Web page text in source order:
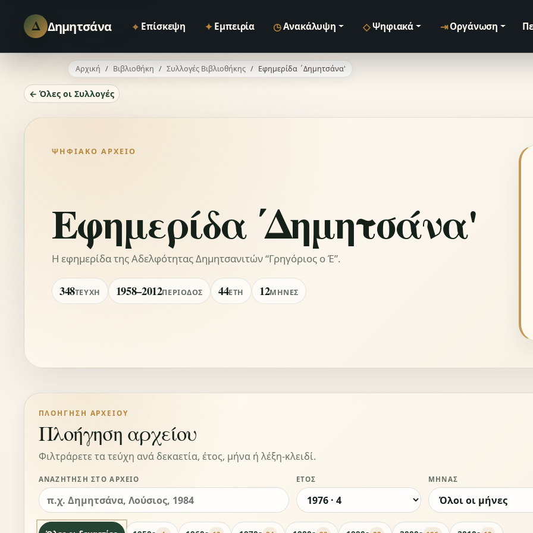
Δ Δημητσάνα ⌖ Επίσκεψη ✦ Εμπειρία ◷Ανακάλυψη ◇ Ψηφιακά ⇥ Οργάνωση
Αρχική Βιβλιοθήκη Συλλογές Βιβλιοθήκης Εφημερίδα ΄Δημητσάνα'
← Όλες οι Συλλογές
ΨΗΦΙΑΚΌ ΑΡΧΕΊΟ
Εφημερίδα ΄Δημητσάνα'
Η εφημερίδα της Αδελφότητας Δημητσανιτών “Γρηγόριος ο Έ”.
348ΤΕΎΧΗ 1958–2012ΠΕΡΊΟΔΟΣ 44ΈΤΗ 12ΜΉΝΕΣ
ΠΛΟΉΓΗΣΗ ΑΡΧΕΊΟΥ
Πλοήγηση αρχείου
Φιλτράρετε τα τεύχη ανά δεκαετία, έτος, μήνα ή λέξη-κλειδί.
ΑΝΑΖΉΤΗΣΗ ΣΤΟ ΑΡΧΕΊΟ ΈΤΟΣ ΜΉΝΑΣ